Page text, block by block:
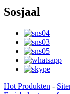
Sosjaal
Hot Produkten -